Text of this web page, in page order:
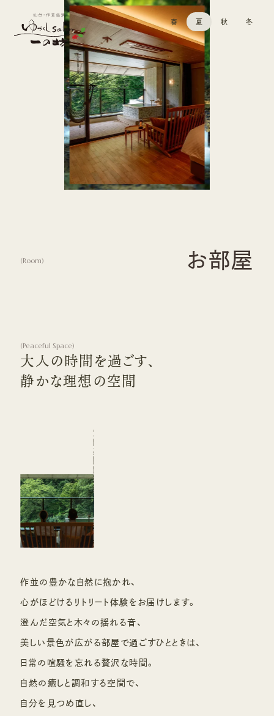
春 夏 秋 冬
(Room) お部屋
(Peaceful Space)
大人の時間を過ごす、
静かな理想の空間
作並の豊かな自然に包まれる
リトリート体験
。
作並の豊かな自然に抱かれ、
心がほどけるリトリート体験をお届けします。
澄んだ空気と木々の揺れる音、
美しい景色が広がる部屋で過ごすひとときは、
日常の喧騒を忘れる贅沢な時間。
自然の癒しと調和する空間で、
自分を見つめ直し、